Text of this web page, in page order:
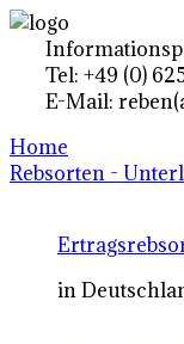
Tel: +49 (0)
E-Mail:
Home
Rebsorten -
in